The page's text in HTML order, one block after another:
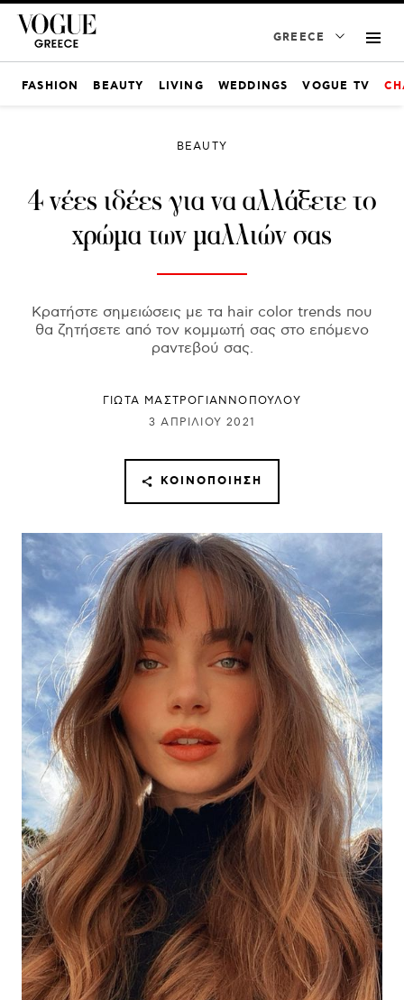
GREECE
FASHION BEAUTY LIVING WEDDINGS VOGUE TV
BEAUTY
4 νέες ιδέες για να αλλάξετε το
χρώμα των μαλλιών σας
Κρατήστε σημειώσεις με τα hair color trends που
θα ζητήσετε από τον κομμωτή σας στο επόμενο
ραντεβού σας.
ΓΙΩΤΑ ΜΑΣΤΡΟΓΙΑΝΝΟΠΟΥΛΟΥ
3 ΑΠΡΙΛΊΟΥ 2021
ΚΟΙΝΟΠΟΊΗΣΗ